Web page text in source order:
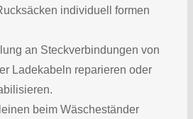
individuell formen
an Steckverbindungen von
Ladekabeln reparieren oder
beim Wäscheständer